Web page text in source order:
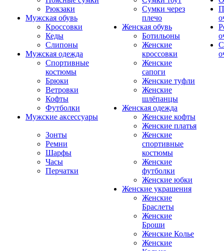
Рюкзаки
Мужская обувь
Кроссовки
Кеды
Слипоны
Мужская одежда
Спортивные
костюмы
Брюки
Ветровки
Кофты
Футболки
Мужские аксессуары
Зонты
Ремни
Шарфы
Часы
Перчатки
Сумки через
плечо
Женская обувь
Ботильоны
Женские
кроссовки
Женские
сапоги
Женские туфли
Женские
шлёпанцы
Женская одежда
Женские кофты
Женские платья
Женские
спортивные
костюмы
Женские
футболки
Женские юбки
Женские украшения
Женские
Браслеты
Женские
Броши
Женские Колье
Женские